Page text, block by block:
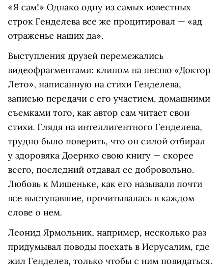
«Я сам!» Однако одну из самых известных
строк Генделева все же процитировал — «ад
отраженье наших да».
Выступления друзей перемежались
видеофрагментами: клипом на песню «Доктор
Лето», написанную на стихи Генделева,
записью передачи с его участием, домашними
съемками того, как автор сам читает свои
стихи. Глядя на интеллигентного Генделева,
трудно было поверить, что он силой отбирал
у здоровяка Доернко свою книгу — скорее
всего, последний отдавал ее добровольно.
Любовь к Мишеньке, как его называли почти
все выступавшие, прочитывалась в каждом
слове о нем.
Леонид Ярмольник, например, несколько раз
придумывал поводы поехать в Иерусалим, где
жил Генделев, только чтобы с ним повидаться.